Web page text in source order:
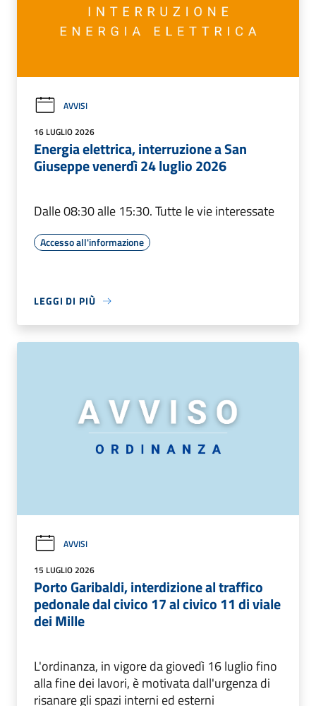
AVVISI
16 LUGLIO 2026
Energia elettrica, interruzione a San
Giuseppe venerdì 24 luglio 2026
Dalle 08:30 alle 15:30. Tutte le vie interessate
Accesso all'informazione
LEGGI DI PIÙ
AVVISI
15 LUGLIO 2026
Porto Garibaldi, interdizione al traffico
pedonale dal civico 17 al civico 11 di viale
dei Mille
L'ordinanza, in vigore da giovedì 16 luglio fino
alla fine dei lavori, è motivata dall'urgenza di
risanare gli spazi interni ed esterni